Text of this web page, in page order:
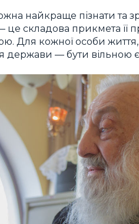
найкраще пізнати та
складова прикмета її
Для кожної особи
держави — бути вільною